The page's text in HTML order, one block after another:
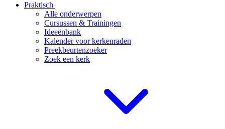
Praktisch
Alle onderwerpen
Cursussen & Trainingen
Ideeënbank
Kalender voor kerkenraden
Preekbeurtenzoeker
Zoek een kerk